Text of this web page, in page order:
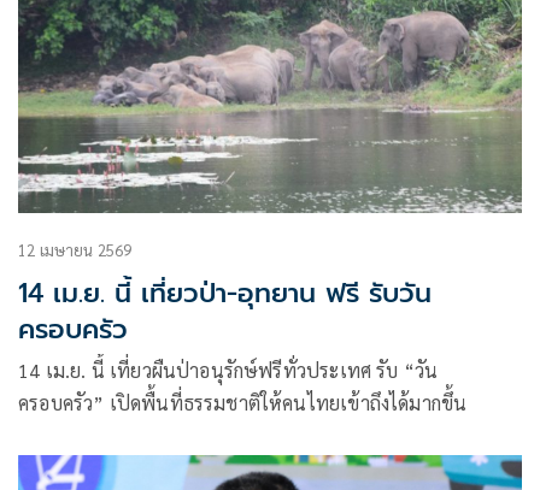
คิดถึง” ที่ส่งกลับบ้านแทนการได้อยู่พร้อมหน้ากับครอบครัว
12 เมษายน 2569
14 เม.ย. นี้ เที่ยวป่า-อุทยาน ฟรี รับวัน
ครอบครัว
14 เม.ย. นี้ เที่ยวผืนป่าอนุรักษ์ฟรีทั่วประเทศ รับ “วัน
ครอบครัว” เปิดพื้นที่ธรรมชาติให้คนไทยเข้าถึงได้มากขึ้น